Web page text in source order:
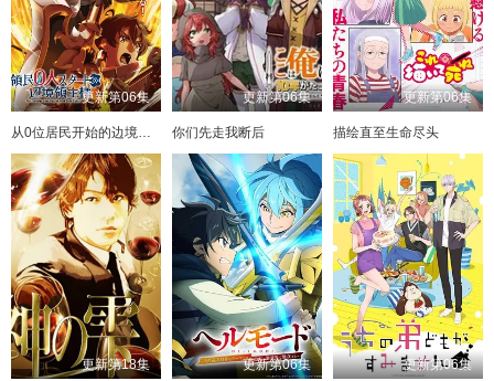
更新第06集
从0位居民开始的边境领主大人
更新第06集
你们先走我断后
更新第06集
描绘直至生命尽头
更新第18集 更新第06集 更新第06集